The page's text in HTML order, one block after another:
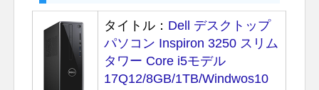
タイトル： Dell デスクトップ
パソコン Inspiron 3250 スリム
タワー Core i5モデル
17Q12/8GB/1TB/Windwos10